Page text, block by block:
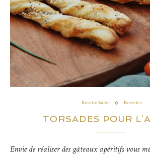
Recette Salée Recettes
TORSADES POUR
Envie de réaliser des gâteaux apéritifs vous